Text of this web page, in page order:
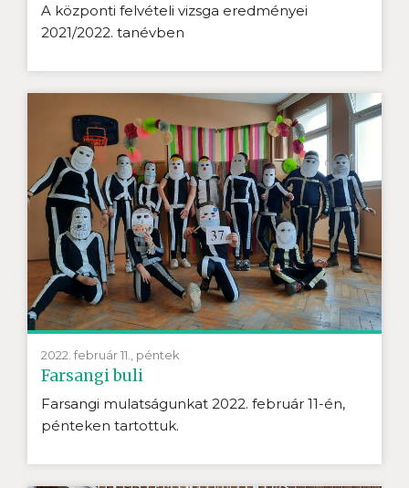
A központi felvételi vizsga eredményei
2021/2022. tanévben
2022. február 11., péntek
Farsangi buli
Farsangi mulatságunkat 2022. február 11-én,
pénteken tartottuk.